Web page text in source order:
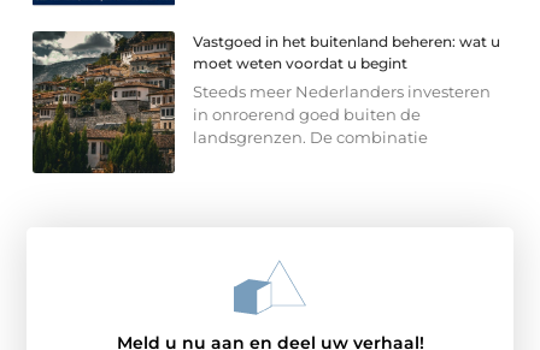
Vastgoed in het buitenland beheren: wat u
moet weten voordat u begint
Steeds meer Nederlanders investeren
in onroerend goed buiten de
landsgrenzen. De combinatie
Meld u nu aan en deel uw verhaal!